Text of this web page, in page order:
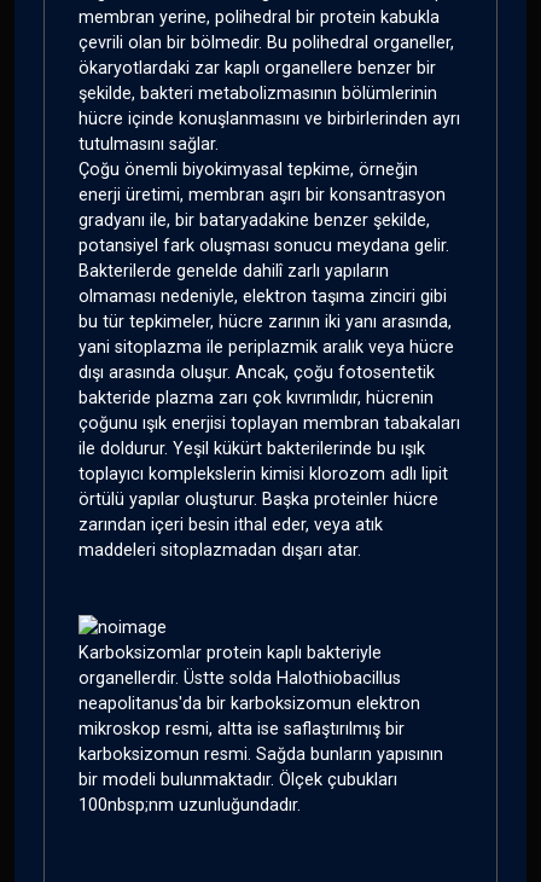
membran yerine, polihedral bir protein kabukla
çevrili olan bir bölmedir. Bu polihedral organeller,
ökaryotlardaki zar kaplı organellere benzer bir
şekilde, bakteri metabolizmasının bölümlerinin
hücre içinde konuşlanmasını ve birbirlerinden ayrı
tutulmasını sağlar.
Çoğu önemli biyokimyasal tepkime, örneğin
enerji üretimi, membran aşırı bir konsantrasyon
gradyanı ile, bir bataryadakine benzer şekilde,
potansiyel fark oluşması sonucu meydana gelir.
Bakterilerde genelde dahilî zarlı yapıların
olmaması nedeniyle, elektron taşıma zinciri gibi
bu tür tepkimeler, hücre zarının iki yanı arasında,
yani sitoplazma ile periplazmik aralık veya hücre
dışı arasında oluşur. Ancak, çoğu fotosentetik
bakteride plazma zarı çok kıvrımlıdır, hücrenin
çoğunu ışık enerjisi toplayan membran tabakaları
ile doldurur. Yeşil kükürt bakterilerinde bu ışık
toplayıcı komplekslerin kimisi klorozom adlı lipit
örtülü yapılar oluşturur. Başka proteinler hücre
zarından içeri besin ithal eder, veya atık
maddeleri sitoplazmadan dışarı atar.
Karboksizomlar protein kaplı bakteriyle
organellerdir. Üstte solda Halothiobacillus
neapolitanus'da bir karboksizomun elektron
mikroskop resmi, altta ise saflaştırılmış bir
karboksizomun resmi. Sağda bunların yapısının
bir modeli bulunmaktadır. Ölçek çubukları
100nbsp;nm uzunluğundadır.